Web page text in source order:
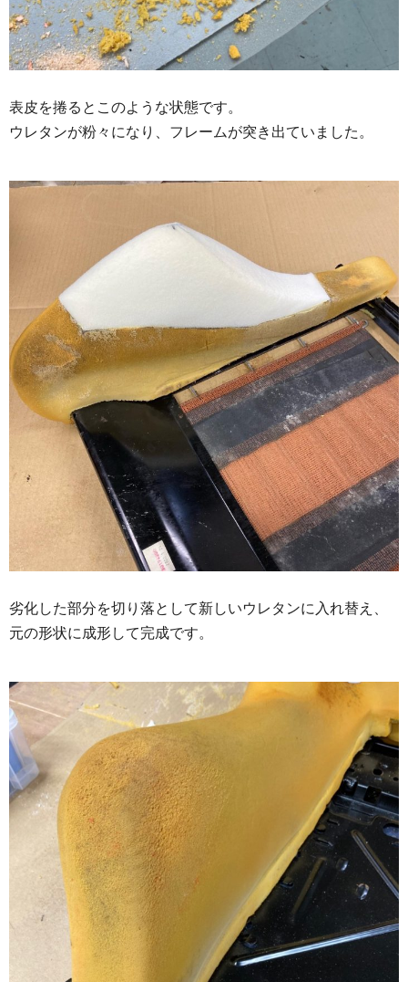
表皮を捲るとこのような状態です。
ウレタンが粉々になり、フレームが突き出ていました。
劣化した部分を切り落として新しいウレタンに入れ替え、
元の形状に成形して完成です。